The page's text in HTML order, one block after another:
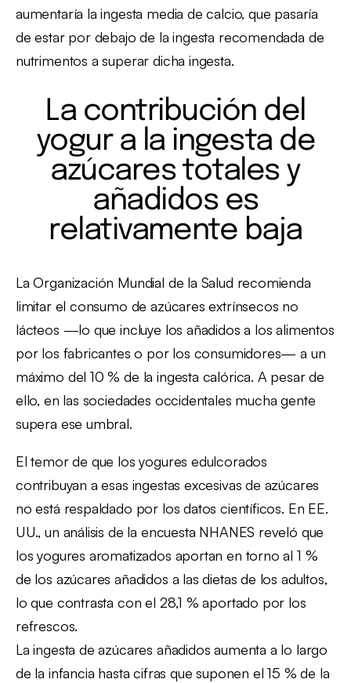
aumentaría la ingesta media de calcio, que pasaría
de estar por debajo de la ingesta recomendada de
nutrimentos a superar dicha ingesta.
La contribución del
yogur a la ingesta de
azúcares totales y
añadidos es
relativamente baja
La Organización Mundial de la Salud recomienda
limitar el consumo de azúcares extrínsecos no
lácteos —lo que incluye los añadidos a los alimentos
por los fabricantes o por los consumidores— a un
máximo del 10 % de la ingesta calórica. A pesar de
ello, en las sociedades occidentales mucha gente
supera ese umbral.
El temor de que los yogures edulcorados
contribuyan a esas ingestas excesivas de azúcares
no está respaldado por los datos científicos. En EE.
UU., un análisis de la encuesta NHANES reveló que
los yogures aromatizados aportan en torno al 1 %
de los azúcares añadidos a las dietas de los adultos,
lo que contrasta con el 28,1 % aportado por los
refrescos.
La ingesta de azúcares añadidos aumenta a lo largo
de la infancia hasta cifras que suponen el 15 % de la